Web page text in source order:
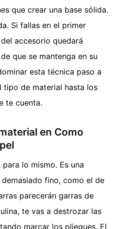
que crear una base sólida.
Si fallas en el primer
accesorio quedará
que se mantenga en su
esta técnica paso a
tipo de material hasta los
te cuenta.
en Como
lo mismo. Es una
fino, como el de
parecerán garras de
te vas a destrozar las
marcar los pliegues. El